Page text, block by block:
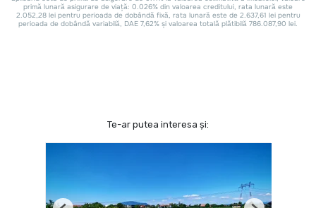
Te-ar putea interesa și: